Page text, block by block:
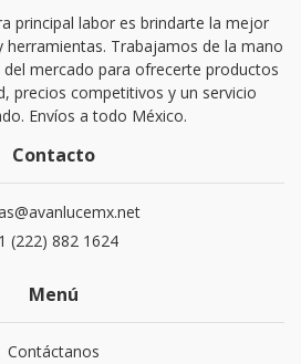
principal labor es brindarte la mejor
herramientas. Trabajamos de la mano
mercado para ofrecerte productos
precios competitivos y un servicio
Envíos a todo México.
Contacto
(222) 882 1624
Menú
Contáctanos